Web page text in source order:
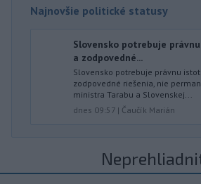
Najnovšie politické statusy
Slovensko potrebuje
a zodpovedné...
Slovensko potrebuje právnu
zodpovedné riešenia, nie
ministra Tarabu a Slovenskej...
dnes 09:57 | Čaučík Marián